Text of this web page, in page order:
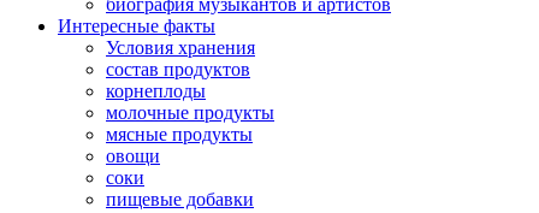
биография музыкантов и артистов
Интересные факты
Условия хранения
состав продуктов
корнеплоды
молочные продукты
мясные продукты
овощи
соки
пищевые добавки